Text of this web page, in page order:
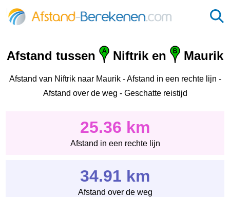
Afstand tussen Niftrik en Maurik
Afstand van Niftrik naar Maurik - Afstand in een rechte lijn -
Afstand over de weg - Geschatte reistijd
25.36 km
Afstand in een rechte lijn
34.91 km
Afstand over de weg